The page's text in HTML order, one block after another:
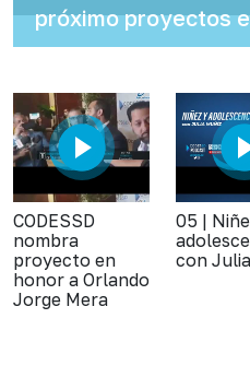
próximo proyectos
CODESSD
nombra
proyecto en
honor a Orlando
Jorge Mera
05 |
con